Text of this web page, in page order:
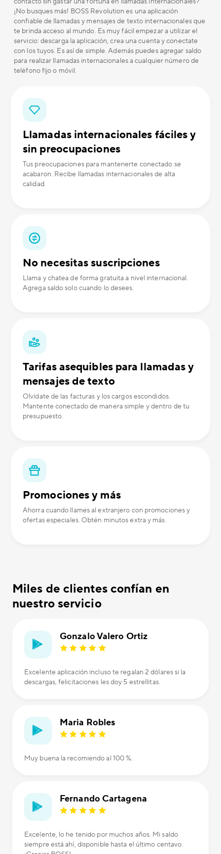
¡No busques más! BOSS Revolution es una aplicación
confiable de llamadas y mensajes de texto internacionales que
te brinda acceso al mundo. Es muy fácil empezar a utilizar el
servicio: descarga la aplicación, crea una cuenta y conectate
con los tuyos. Es así de simple. Además puedes agregar saldo
para realizar llamadas internacionales a cualquier número de
teléfono fijo o móvil.
Llamadas internacionales fáciles y
sin preocupaciones
Tus preocupaciones para mantenerte conectado se
acabaron. Recibe llamadas internacionales de alta
calidad.
No necesitas suscripciones
Llama y chatea de forma gratuita a nivel internacional.
Agrega saldo solo cuando lo desees.
Tarifas asequibles para llamadas y
mensajes de texto
Olvídate de las facturas y los cargos escondidos.
Mantente conectado de manera simple y dentro de tu
presupuesto.
Promociones y más
Ahorra cuando llames al extranjero con promociones y
ofertas especiales. Obtén minutos extra y más.
Miles de clientes confían en
nuestro servicio
Gonzalo Valero Ortiz
Excelente aplicación incluso te regalan 2 dólares si la
descargas, felicitaciones les doy 5 estrellitas.
Maria Robles
Muy buena la recomiendo al 100 %.
Fernando Cartagena
Excelente, lo he tenido por muchos años. Mi saldo
siempre está ahí, disponible hasta el último centavo.